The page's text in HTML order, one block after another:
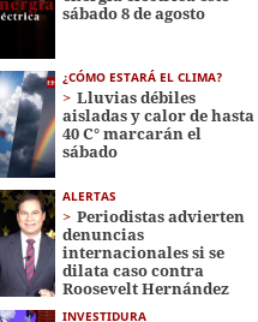
sábado 8 de agosto
¿CÓMO ESTARÁ EL CLIMA?
Lluvias débiles
aisladas y calor de hasta
40 C° marcarán el
sábado
ALERTAS
Periodistas advierten
denuncias
internacionales si se
dilata caso contra
Roosevelt Hernández
INVESTIDURA